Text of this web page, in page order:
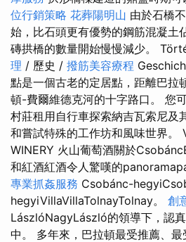
位行銷策略 花葬陽明山 由於石橋
始，比石頭更有優勢的鋼筋混凝土
磚拱橋的數量開始慢慢減少。
理 / 歷史 / 撥筋美容療程
點是一個古老的定居點，距離巴拉
頓-費爾維德克河的十字路口。 您
村莊租用自行車探索納吉瓦索尼及
和嘗試特殊的工作坊和風味世界。
WINERY 火山葡萄酒關於
和紅酒紅酒令人驚嘆的
專業抓姦服務 Csobánc-
hegyiVillaVillaTolnayTolnay。 創
LászlóNagyLászló的領導下，認
中。 多年來，巴拉頓最受推薦、